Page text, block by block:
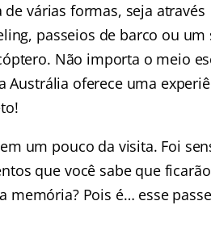
de várias formas, seja através
passeios de barco ou um
Não importa o meio
Austrália oferece uma
um pouco da visita. Foi
que você sabe que
memória? Pois é… esse